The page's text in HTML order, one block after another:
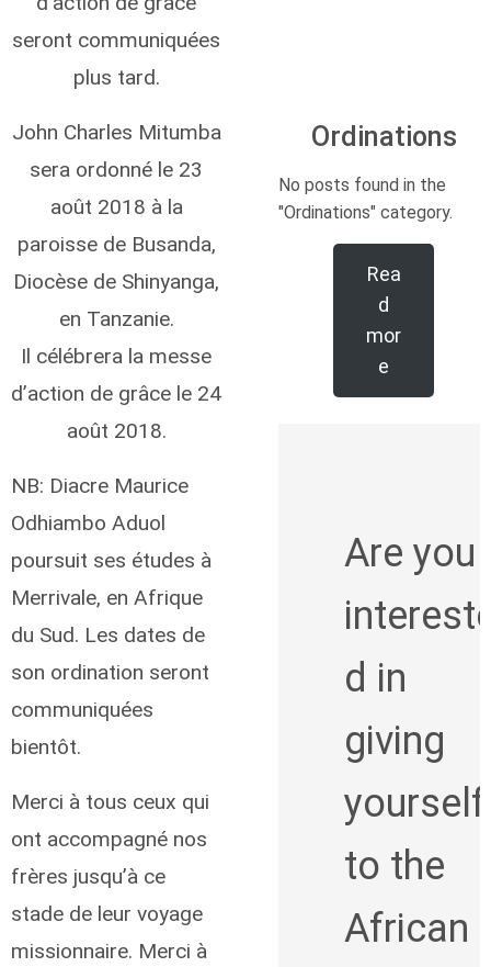
seront communiquées
plus tard.
John Charles Mitumba
sera ordonné le 23
août 2018 à la
paroisse de Busanda,
Diocèse de Shinyanga,
en Tanzanie.
Il célébrera la messe
d’action de grâce le 24
août 2018.
NB: Diacre Maurice
Odhiambo Aduol
poursuit ses études à
Merrivale, en Afrique
du Sud. Les dates de
son ordination seront
communiquées
bientôt.
Merci à tous ceux qui
ont accompagné nos
frères jusqu’à ce
stade de leur voyage
missionnaire. Merci à
Ordinations
No posts found in the
"Ordinations" category.
Rea
d
mor
e
Are you
d in
giving
yourself
to the
African